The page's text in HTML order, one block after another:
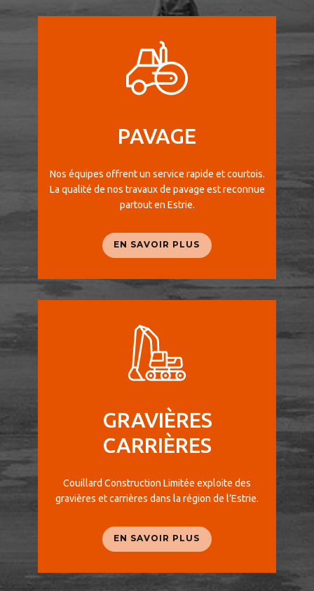
PAVAGE
Nos équipes offrent un service rapide et courtois.
La qualité de nos travaux de pavage est reconnue
partout en Estrie.
EN SAVOIR PLUS
GRAVIÈRES
CARRIÈRES
Couillard Construction Limitée exploite des
gravières et carrières dans la région de l’Estrie.
EN SAVOIR PLUS